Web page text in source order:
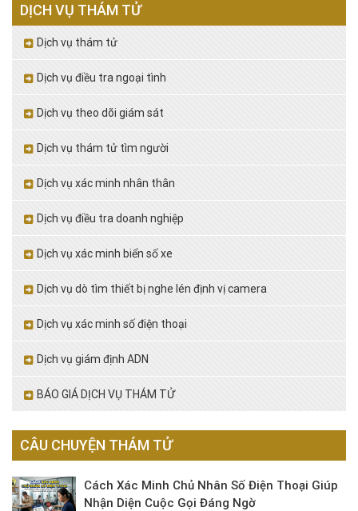
DỊCH VỤ THÁM TỬ
Dịch vụ thám tử
Dịch vụ điều tra ngoại tình
Dịch vụ theo dõi giám sát
Dịch vụ thám tử tìm người
Dịch vụ xác minh nhân thân
Dịch vụ điều tra doanh nghiệp
Dịch vụ xác minh biển số xe
Dịch vụ dò tìm thiết bị nghe lén định vị camera
Dịch vụ xác minh số điện thoại
Dịch vụ giám định ADN
BÁO GIÁ DỊCH VỤ THÁM TỬ
CÂU CHUYỆN THÁM TỬ
Cách Xác Minh Chủ Nhân Số Điện Thoại Giúp
Nhận Diện Cuộc Gọi Đáng Ngờ